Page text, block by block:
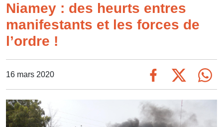
Niamey : des heurts entres
manifestants et les forces de
l’ordre !
16 mars 2020